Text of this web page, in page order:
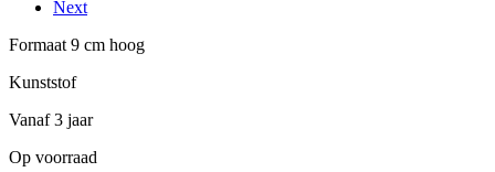
Next
Formaat 9 cm hoog
Kunststof
Vanaf 3 jaar
Op voorraad